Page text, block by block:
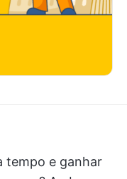
tempo e ganhar